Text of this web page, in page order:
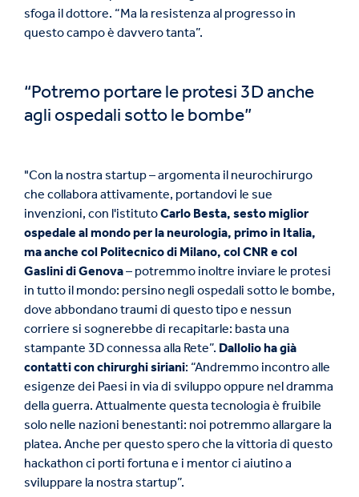
sfoga il dottore. “Ma la resistenza al progresso in
questo campo è davvero tanta”.
“Potremo portare le protesi 3D anche
agli ospedali sotto le bombe”
"Con la nostra startup – argomenta il neurochirurgo
che collabora attivamente, portandovi le sue
invenzioni, con l'istitutoCarlo Besta, sesto miglior
ospedale al mondo per la neurologia, primo in Italia,
ma anche col Politecnico di Milano, col CNR e col
Gaslini di Genova– potremmo inoltre inviare le protesi
in tutto il mondo: persino negli ospedali sotto le bombe,
dove abbondano traumi di questo tipo e nessun
corriere si sognerebbe di recapitarle: basta una
stampante 3D connessa alla Rete”. Dallolio ha già
contatti con chirurghi siriani: “Andremmo incontro alle
esigenze dei Paesi in via di sviluppo oppure nel dramma
della guerra. Attualmente questa tecnologia è fruibile
solo nelle nazioni benestanti: noi potremmo allargare la
platea. Anche per questo spero che la vittoria di questo
hackathon ci porti fortuna e i mentor ci aiutino a
sviluppare la nostra startup”.